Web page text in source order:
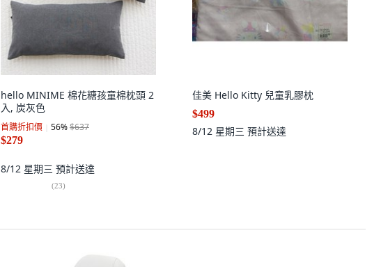
hello MINIME 棉花糖孩童棉枕頭 2
入, 炭灰色
首購折扣價 56%$637
$279
8/12 星期三 預計送達
(23)
佳美 Hello Kitty 兒童乳膠枕
$499
8/12 星期三 預計送達